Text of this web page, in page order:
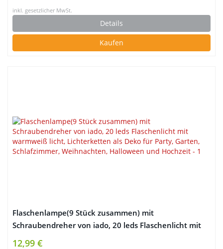
inkl. gesetzlicher MwSt.
Details
Kaufen
Flaschenlampe(9 Stück zusammen) mit
Schraubendreher von iado, 20 leds Flaschenlicht mit
warmweiß licht, Lichterketten als Deko für Party,
12,99 €